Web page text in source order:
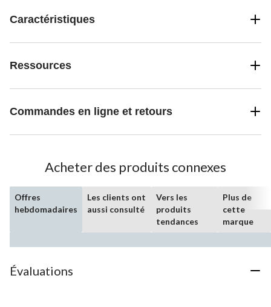
Caractéristiques
Ressources
Commandes en ligne et retours
Acheter des produits connexes
Offres
hebdomadaires
Les clients ont
aussi consulté
Vers les
produits
tendances
Plus de
cette
marque
Évaluations